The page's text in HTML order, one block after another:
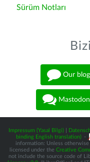
Sürüm Notları
Our blog
Impressum (Yasal Bilgi)
binding English translation) -
information: Unless
licensed under the Creative
not include the source code of